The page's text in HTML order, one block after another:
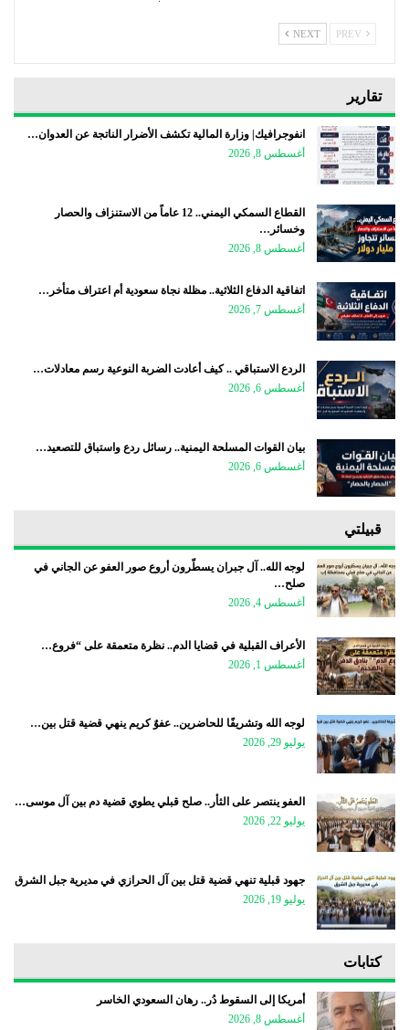
NEXT
تقارير
انفوجرافيك| وزارة المالية تكشف الأضرار الناتجة عن العدوان…
أغسطس 8, 2026
القطاع السمكي اليمني.. 12 عاماً من الاستنزاف والحصار
وخسائر…
أغسطس 8, 2026
اتفاقية الدفاع الثلاثية.. مظلة نجاة سعودية أم اعتراف متأخر…
أغسطس 7, 2026
الردع الاستباقي .. كيف أعادت الضربة النوعية رسم معادلات…
أغسطس 6, 2026
بيان القوات المسلحة اليمنية.. رسائل ردع واستباق للتصعيد…
أغسطس 6, 2026
قبيلتي
لوجه الله.. آل جبران يسطّرون أروع صور العفو عن الجاني في
صلح…
أغسطس 4, 2026
الأعراف القبلية في قضايا الدم.. نظرة متعمقة على “فروع…
أغسطس 1, 2026
لوجه الله وتشريفًا للحاضرين.. عفوٌ كريم ينهي قضية قتل بين…
يوليو 29, 2026
العفو ينتصر على الثأر.. صلح قبلي يطوي قضية دم بين آل موسى…
يوليو 22, 2026
جهود قبلية تنهي قضية قتل بين آل الحرازي في مديرية جبل الشرق
يوليو 19, 2026
كتابات
أمريكا إلى السقوط دُر.. رهان السعودي الخاسر
أغسطس 8, 2026